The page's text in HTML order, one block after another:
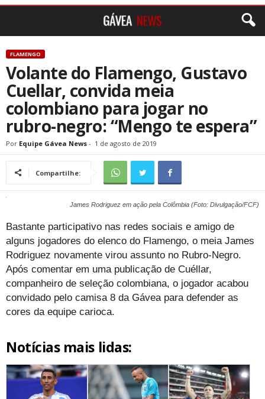
FLAMENGO
Volante do Flamengo, Gustavo
Cuellar, convida meia
colombiano para jogar no
rubro-negro: “Mengo te espera”
Por Equipe Gávea News - 1 de agosto de 2019
Compartilhe:
James Rodriguez em ação pela Colômbia (Foto: Divulgação/FCF)
Bastante participativo nas redes sociais e amigo de
alguns jogadores do elenco do Flamengo, o meia James
Rodriguez novamente virou assunto no Rubro-Negro.
Após comentar em uma publicação de Cuéllar,
companheiro de seleção colombiana, o jogador acabou
convidado pelo camisa 8 da Gávea para defender as
cores da equipe carioca.
Notícias mais lidas: